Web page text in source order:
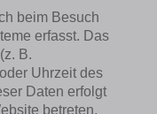
beim Besuch
erfasst. Das
B.
Uhrzeit des
Daten erfolgt
betreten.